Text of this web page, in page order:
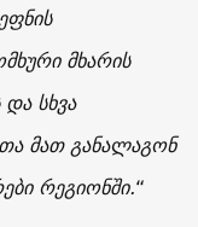
მხარის
სხვა
მათ განალაგონ
რეგიონში.“